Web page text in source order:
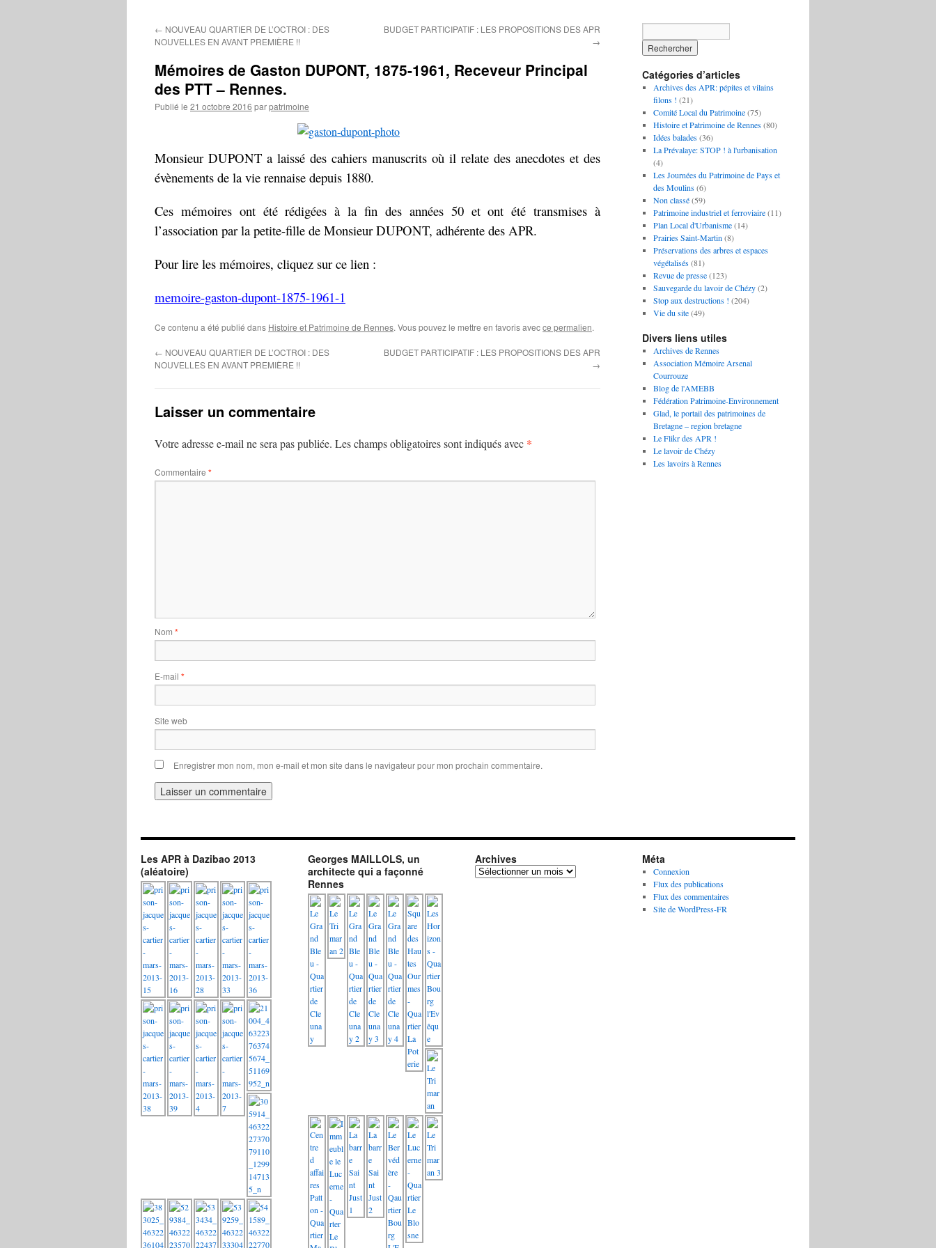
← NOUVEAU QUARTIER DE L’OCTROI : DES
NOUVELLES EN AVANT PREMIÈRE !!
BUDGET PARTICIPATIF : LES PROPOSITIONS DES APR
→
Mémoires de Gaston DUPONT, 1875-1961, Receveur Principal
des PTT – Rennes.
Publié le 21 octobre 2016 parpatrimoine
Monsieur DUPONT a laissé des cahiers manuscrits où il relate des anecdotes et des
évènements de la vie rennaise depuis 1880.
Ces mémoires ont été rédigées à la fin des années 50 et ont été transmises à
l’association par la petite-fille de Monsieur DUPONT, adhérente des APR.
Pour lire les mémoires, cliquez sur ce lien :
memoire-gaston-dupont-1875-1961-1
Ce contenu a été publié dans Histoire et Patrimoine de Rennes. Vous pouvez le mettre en favoris avecce permalien.
← NOUVEAU QUARTIER DE L’OCTROI : DES
NOUVELLES EN AVANT PREMIÈRE !!
BUDGET PARTICIPATIF : LES PROPOSITIONS DES APR
→
Laisser un commentaire
Votre adresse e-mail ne sera pas publiée. Les champs obligatoires sont indiqués avec *
Commentaire *
Nom *
E-mail *
Site web
Enregistrer mon nom, mon e-mail et mon site dans le navigateur pour mon prochain commentaire.
Catégories d’articles
Archives des APR: pépites et vilains
filons ! (21)
Comité Local du Patrimoine(75)
Histoire et Patrimoine de Rennes(80)
Idées balades(36)
La Prévalaye: STOP ! à l'urbanisation
(4)
Les Journées du Patrimoine de Pays et
des Moulins(6)
Non classé(59)
Patrimoine industriel et ferroviaire(11)
Plan Local d'Urbanisme(14)
Prairies Saint-Martin (8)
Préservations des arbres et espaces
végétalisés(81)
Revue de presse(123)
Sauvegarde du lavoir de Chézy(2)
Stop aux destructions ! (204)
Vie du site(49)
Divers liens utiles
Archives de Rennes
Association Mémoire Arsenal
Courrouze
Blog de l'AMEBB
Fédération Patrimoine-Environnement
Glad, le portail des patrimoines de
Bretagne – region bretagne
Le Flikr des APR !
Le lavoir de Chézy
Les lavoirs à Rennes
Les APR à Dazibao 2013
(aléatoire)
Georges MAILLOLS, un
architecte qui a façonné
Rennes
Archives
Archives
Méta
Connexion
Flux des publications
Flux des commentaires
Site de WordPress-FR